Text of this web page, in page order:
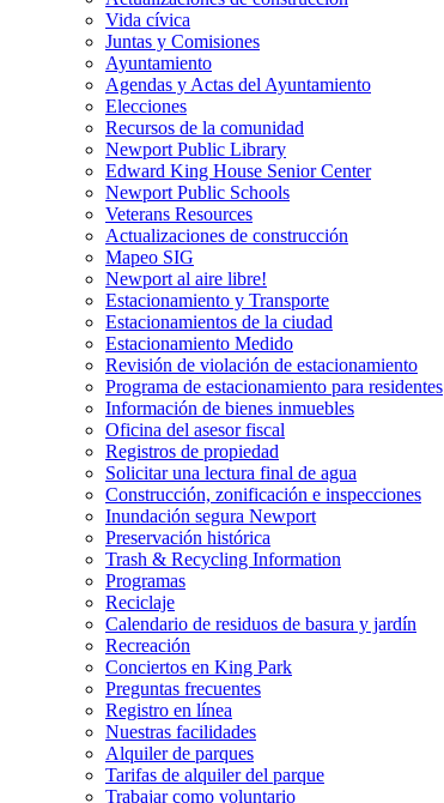
Vida cívica
Juntas y Comisiones
Ayuntamiento
Agendas y Actas del Ayuntamiento
Elecciones
Recursos de la comunidad
Newport Public Library
Edward King House Senior Center
Newport Public Schools
Veterans Resources
Actualizaciones de construcción
Mapeo SIG
Newport al aire libre!
Estacionamiento y Transporte
Estacionamientos de la ciudad
Estacionamiento Medido
Revisión de violación de estacionamiento
Programa de estacionamiento para residentes
Información de bienes inmuebles
Oficina del asesor fiscal
Registros de propiedad
Solicitar una lectura final de agua
Construcción, zonificación e inspecciones
Inundación segura Newport
Preservación histórica
Trash & Recycling Information
Programas
Reciclaje
Calendario de residuos de basura y jardín
Recreación
Conciertos en King Park
Preguntas frecuentes
Registro en línea
Nuestras facilidades
Alquiler de parques
Tarifas de alquiler del parque
Trabajar como voluntario